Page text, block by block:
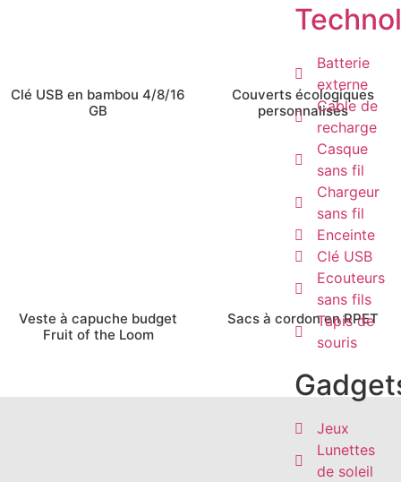
Batterie
externe
Cable de
recharge
Casque
sans fil
Chargeur
sans fil
Enceinte
Clé USB
Ecouteurs
sans fils
Tapis de
souris
Jeux
Lunettes
de soleil
Clé USB en bambou 4/8/16
GB
Couverts écologiques
personnalisés
Veste à capuche budget
Fruit of the Loom
Sacs à cordon en RPET